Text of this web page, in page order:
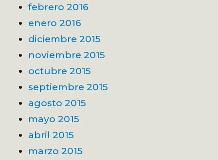
febrero 2016
enero 2016
diciembre 2015
noviembre 2015
octubre 2015
septiembre 2015
agosto 2015
mayo 2015
abril 2015
marzo 2015